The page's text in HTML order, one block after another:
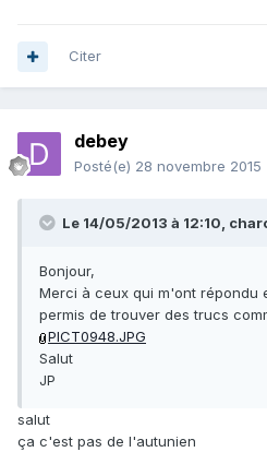
Citer
debey
Posté(e) 28 novembre 2015
Le 14/05/2013 à 12:10,
Bonjour,
Merci à ceux qui m'ont répondu
permis de trouver des trucs
PICT0948.JPG
Salut
JP
salut
ça c'est pas de l'autunien